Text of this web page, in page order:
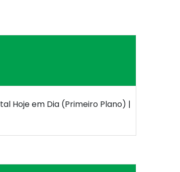
Hoje em Dia (Primeiro Plano) |